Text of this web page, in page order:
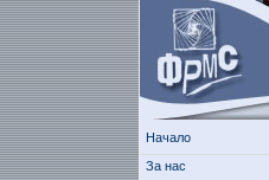
Начало
За нас